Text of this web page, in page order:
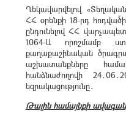
Ղեկավարվելով
ՀՀ օրենքի 18-րդ
ընդունելով ՀՀ
1064-Ա որոշմամբ
քաղաքաշինական
աշխատանքները
հանձնաժողովի
եզրակացությունը․
Թալին համայնքի